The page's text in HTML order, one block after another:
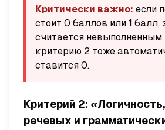
Критически важно: если
стоит 0 баллов или 1 балл,
считается невыполненным
критерию 2 тоже
ставится 0.
Критерий 2:
речевых и